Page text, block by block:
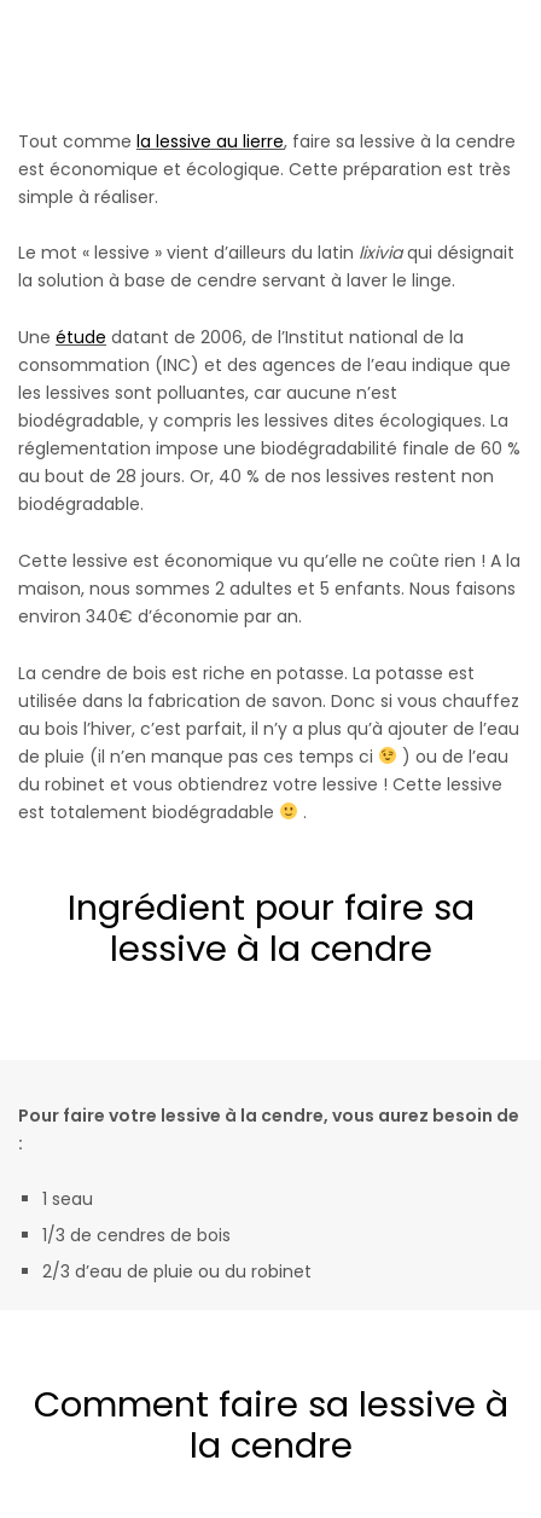
Tout comme la lessive au lierre, faire sa lessive à la cendre
est économique et écologique. Cette préparation est très
simple à réaliser.
Le mot « lessive » vient d’ailleurs du latin lixiviaqui désignait
la solution à base de cendre servant à laver le linge.
Une étude datant de 2006, de l’Institut national de la
consommation (INC) et des agences de l’eau indique que
les lessives sont polluantes, car aucune n’est
biodégradable, y compris les lessives dites écologiques. La
réglementation impose une biodégradabilité finale de 60 %
au bout de 28 jours. Or, 40 % de nos lessives restent non
biodégradable.
Cette lessive est économique vu qu’elle ne coûte rien ! A la
maison, nous sommes 2 adultes et 5 enfants. Nous faisons
environ 340€ d’économie par an.
La cendre de bois est riche en potasse. La potasse est
utilisée dans la fabrication de savon. Donc si vous chauffez
au bois l’hiver, c’est parfait, il n’y a plus qu’à ajouter de l’eau
de pluie (il n’en manque pas ces temps ci
) ou de l’eau
du robinet et vous obtiendrez votre lessive ! Cette lessive
est totalement biodégradable
.
Ingrédient pour faire sa
lessive à la cendre
Pour faire votre lessive à la cendre, vous aurez besoin de
:
1 seau
1/3 de cendres de bois
2/3 d’eau de pluie ou du robinet
Comment faire sa lessive à
la cendre